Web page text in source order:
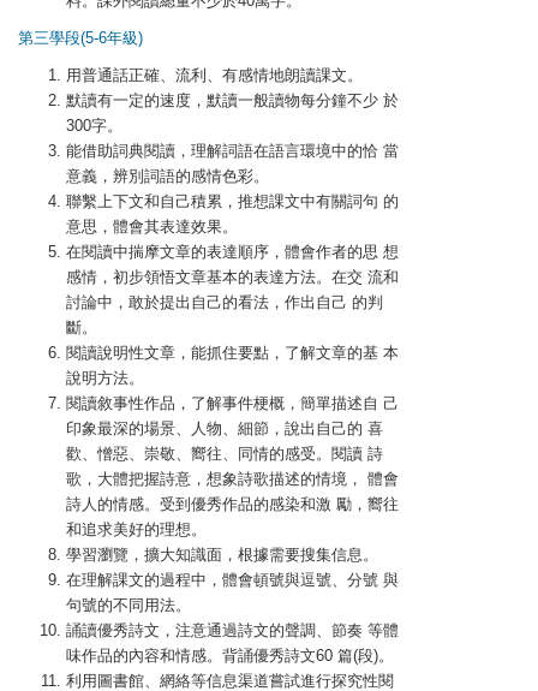
第三學段(5-6年級)
用普通話正確、流利、有感情地朗讀課文。
默讀有一定的速度，默讀一般讀物每分鐘不少 於
300字。
能借助詞典閱讀，理解詞語在語言環境中的恰 當
意義，辨別詞語的感情色彩。
聯繫上下文和自己積累，推想課文中有關詞句 的
意思，體會其表達效果。
在閱讀中揣摩文章的表達順序，體會作者的思 想
感情，初步領悟文章基本的表達方法。在交 流和
討論中，敢於提出自己的看法，作出自己 的判
斷。
閱讀說明性文章，能抓住要點，了解文章的基 本
說明方法。
閱讀敘事性作品，了解事件梗概，簡單描述自 己
印象最深的場景、人物、細節，說出自己的 喜
歡、憎惡、崇敬、嚮往、同情的感受。閱讀 詩
歌，大體把握詩意，想象詩歌描述的情境， 體會
詩人的情感。受到優秀作品的感染和激 勵，嚮往
和追求美好的理想。
學習瀏覽，擴大知識面，根據需要搜集信息。
在理解課文的過程中，體會頓號與逗號、分號 與
句號的不同用法。
誦讀優秀詩文，注意通過詩文的聲調、節奏 等體
味作品的內容和情感。背誦優秀詩文60 篇(段)。
利用圖書館、網絡等信息渠道嘗試進行探究性閱